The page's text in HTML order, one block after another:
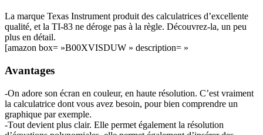
La marque Texas Instrument produit des calculatrices d’excellente
qualité, et la TI-83 ne déroge pas à la règle. Découvrez-la, un peu
plus en détail.
[amazon box= »B00XVISDUW » description= »
Avantages
-On adore son écran en couleur, en haute résolution. C’est vraiment
la calculatrice dont vous avez besoin, pour bien comprendre un
graphique par exemple.
-Tout devient plus clair. Elle permet également la résolution